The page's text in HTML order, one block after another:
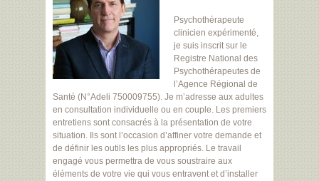
Psychothérapeute
clinicien expérimenté,
je suis inscrit sur le
Registre National des
Psychothérapeutes de
l’Agence Régional de
Santé (N°Adeli 750009755). Je m’adresse aux adultes
en consultation individuelle ou en couple. Les premiers
entretiens sont consacrés à la présentation de votre
situation. Ils sont l’occasion d’affiner votre demande et
de définir les outils les plus appropriés. Le travail
engagé vous permettra de vous soustraire aux
éléments de votre vie qui vous entravent et d’installer